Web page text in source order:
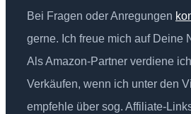
Bei Fragen oder Anregungen
gerne. Ich freue mich auf Deine
Als Amazon-Partner verdiene
Verkäufen, wenn ich unter den
empfehle über sog. Affiliate-